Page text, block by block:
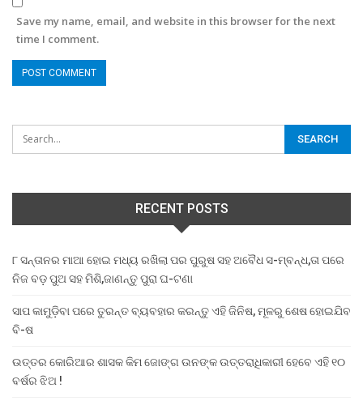
Save my name, email, and website in this browser for the next
time I comment.
RECENT POSTS
୮ ସନ୍ତାନର ମାଆ ହୋଇ ମଧ୍ୟ ରଖିଲା ପର ପୁରୁଷ ସହ ଅବୈଧ ସ-ମ୍ବନ୍ଧ,ତା ପରେ
ନିଜ ବଡ଼ ପୁଅ ସହ ମିଶି,ଜାଣନ୍ତୁ ପୁରା ଘ-ଟଣା
ସାପ କାମୁଡ଼ିବା ପରେ ତୁରନ୍ତ ବ୍ୟବହାର କରନ୍ତୁ ଏହି ଜିନିଷ, ମୂଳରୁ ଶେଷ ହୋଇଯିବ
ବି-ଷ
ଉତ୍ତର କୋରିଆର ଶାସକ କିମ ଜୋଙ୍ଗ ଉନଙ୍କ ଉତ୍ତରାଧିକାରୀ ହେବେ ଏହି ୧୦
ବର୍ଷର ଝିଅ !